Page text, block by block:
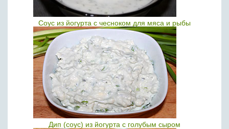
Соус из йогурта с чесноком для мяса и рыбы
Дип (соус) из йогурта с голубым сыром